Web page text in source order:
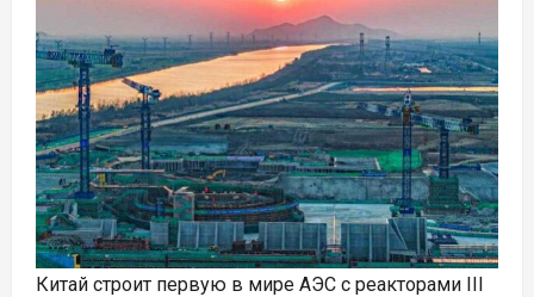
Китай строит первую в мире АЭС с реакторами III